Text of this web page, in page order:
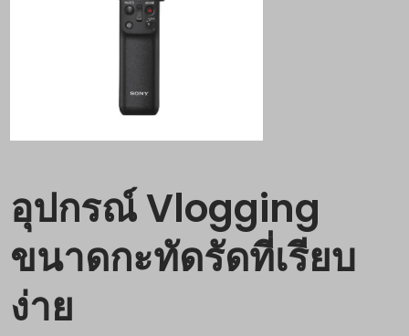
อุปกรณ์Vlogging
ขนาดกะทัดรัดที่เรียบ
ง่าย